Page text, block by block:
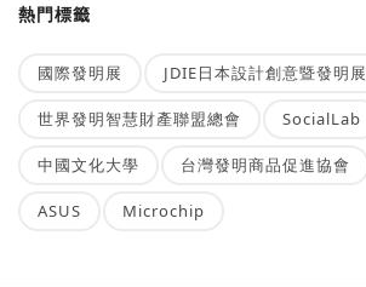
熱門標籤
國際發明展 JDIE日本設計創意暨發明展
世界發明智慧財產聯盟總會 SocialLab
中國文化大學 台灣發明商品促進協會
ASUS Microchip